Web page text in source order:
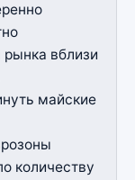
вблизи
майские
количеству